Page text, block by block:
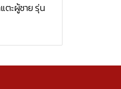
ตะผู้ชาย รุ่น